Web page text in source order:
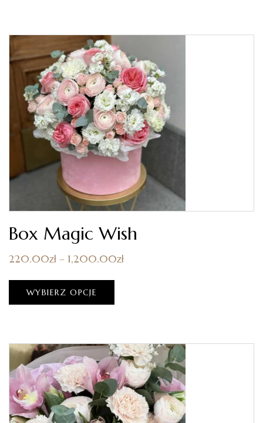
Box Magic Wish
220.00zł – 1,200.00zł
WYBIERZ OPCJE